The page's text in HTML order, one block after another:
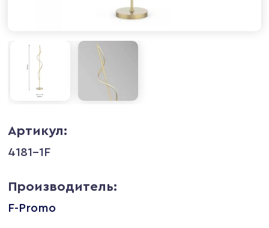
Артикул:
4181-1F
Производитель:
F-Promo